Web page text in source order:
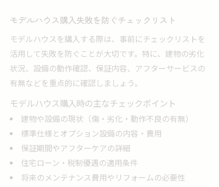
モデルハウス購入失敗を防ぐチェックリスト
モデルハウスを購入する際は、事前にチェックリストを
活用して失敗を防ぐことが大切です。特に、建物の劣化
状況、設備の動作確認、保証内容、アフターサービスの
有無などを重点的に確認しましょう。
モデルハウス購入時の主なチェックポイント
建物や設備の現状（傷・劣化・動作不良の有無）
標準仕様とオプション設備の内容・費用
保証期間やアフターケアの詳細
住宅ローン・税制優遇の適用条件
将来のメンテナンス費用やリフォームの必要性